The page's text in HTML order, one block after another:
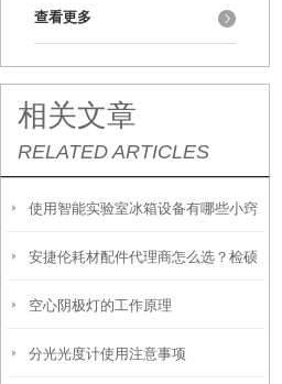
查看更多
相关文章
RELATED ARTICLES
使用智能实验室冰箱设备有哪些小窍
门？
安捷伦耗材配件代理商怎么选？检硕
科学器材高性价比 + 现货 + 维修全攻
略
空心阴极灯的工作原理
分光光度计使用注意事项